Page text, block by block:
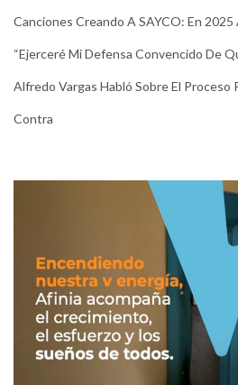
Canciones Creando A SAYCO: En 2025
“Ejerceré Mi Defensa Convencido De
Alfredo Vargas Habló Sobre El Proceso
Contra